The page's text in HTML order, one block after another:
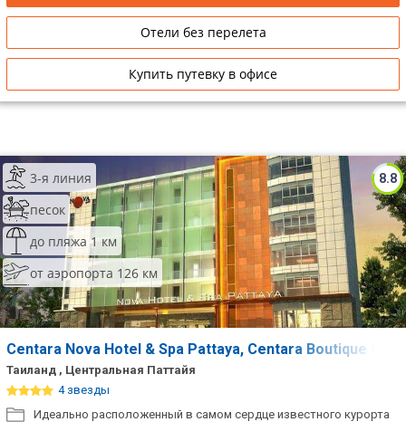
Отели без перелета
Купить путевку в офисе
8.8
3-я линия
песок
до пляжа 1 км
от аэропорта 126 км
Centara Nova Hotel & Spa Pattaya, Centara Boutique
Таиланд , Центральная Паттайя
4 звезды
Идеально расположенный в самом сердце известного курорта